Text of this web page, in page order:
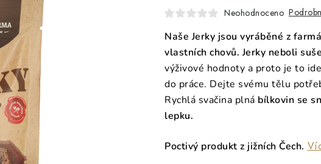
Neohodnoceno
Naše Jerky jsou vyráběné z
vlastních chovů. Jerky neboli
výživové hodnoty a proto je to
do práce. Dejte svému tělu
Rychlá svačina plná bílkovin se
lepku.
Poctivý produkt z jižních Čech.